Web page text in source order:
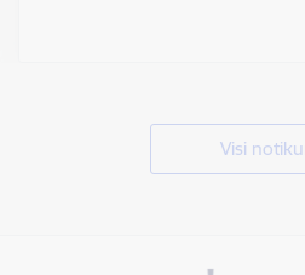
Visi